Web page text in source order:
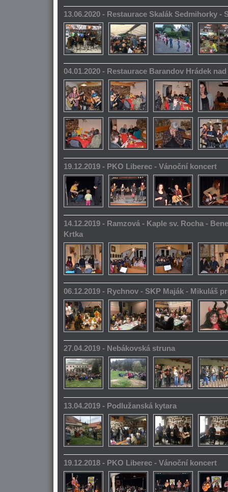
13.06.2020 - Restaurace Skalák Sedmihorky -
04.01.2020 - Restaurace Barandov Hrádek
19.12.2019 - PKO Liberec - Vánoční koncert
14.12.2019 - Ramzová - Kaple sv. Rocha -
Krtka
06.12.2019 - Rychnov - SKP Maják - Mikuláš
27.04.2019 - Nebákovská struna
13.04.2019 - Podlužanská kytara
19.12.2018 - PKO Liberec - Vánoční koncert